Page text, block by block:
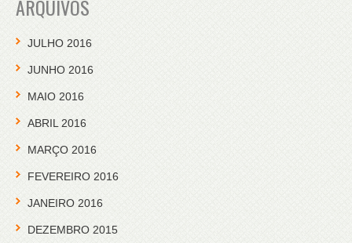
ARQUIVOS
JULHO 2016
JUNHO 2016
MAIO 2016
ABRIL 2016
MARÇO 2016
FEVEREIRO 2016
JANEIRO 2016
DEZEMBRO 2015